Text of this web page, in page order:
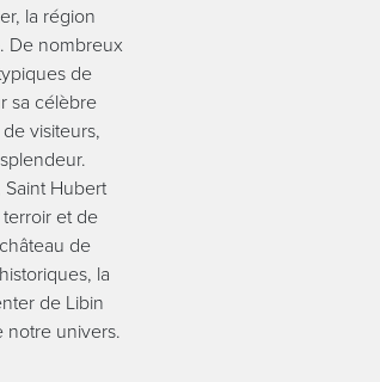
la région
De nombreux
de
sa célèbre
visiteurs,
Hubert
et de
de
la
de Libin
notre univers.